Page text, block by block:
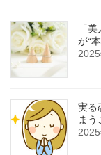
「
が“
実る
まう